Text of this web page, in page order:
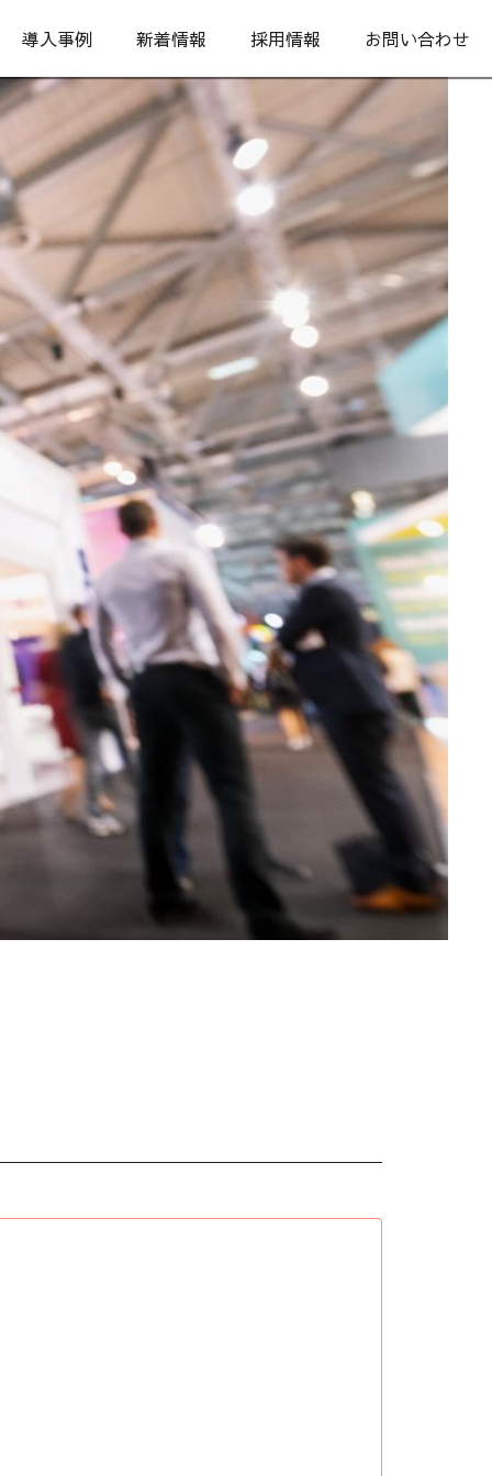
導入事例 新着情報 採用情報 お問い合わせ